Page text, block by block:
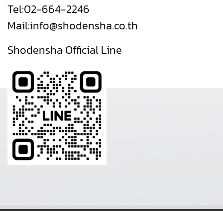
Tel:02-664-2246
Mail:info@shodensha.co.th
Shodensha Official Line